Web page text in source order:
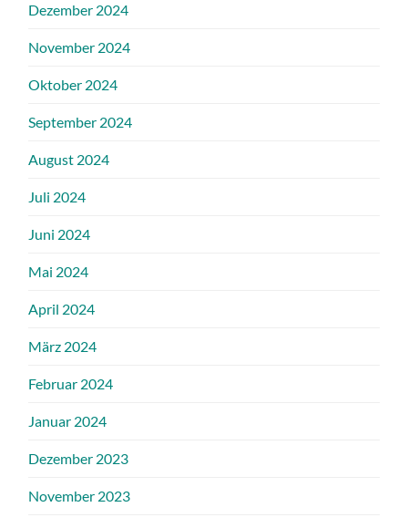
Dezember 2024
November 2024
Oktober 2024
September 2024
August 2024
Juli 2024
Juni 2024
Mai 2024
April 2024
März 2024
Februar 2024
Januar 2024
Dezember 2023
November 2023